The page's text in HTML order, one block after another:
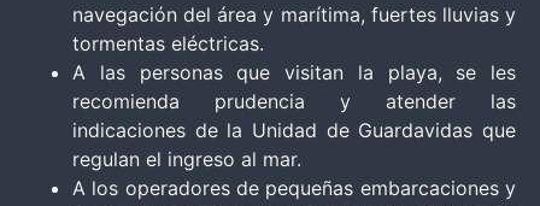
navegación del área y marítima, fuertes lluvias y
tormentas eléctricas.
A las personas que visitan la playa, se les
recomienda prudencia y atender las
indicaciones de la Unidad de Guardavidas que
regulan el ingreso al mar.
A los operadores de pequeñas embarcaciones y